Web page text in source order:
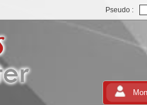
Pseudo :